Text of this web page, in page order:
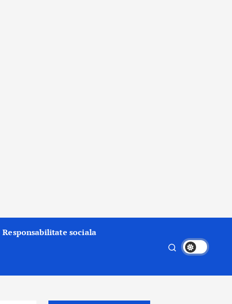
Responsabilitate sociala